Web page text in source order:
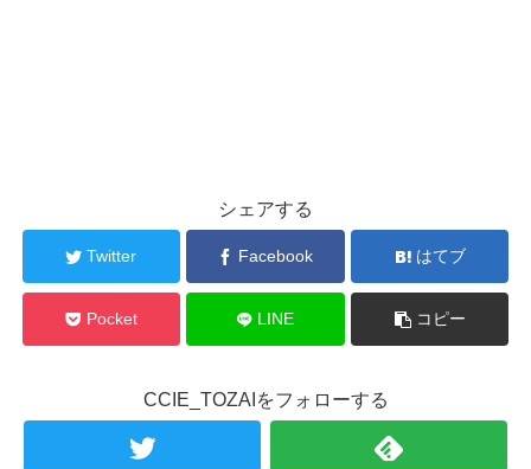
シェアする
Twitter Facebook はてブ
Pocket LINE コピー
CCIE_TOZAIをフォローする